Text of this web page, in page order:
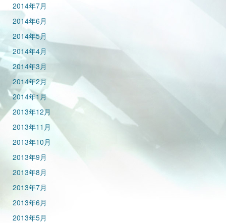
2014年7月
2014年6月
2014年5月
2014年4月
2014年3月
2014年2月
2014年1月
2013年12月
2013年11月
2013年10月
2013年9月
2013年8月
2013年7月
2013年6月
2013年5月